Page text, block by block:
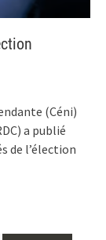
(Céni)
a publié
de l’élection